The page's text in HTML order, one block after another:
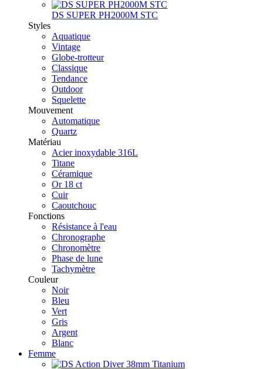
DS SUPER PH2000M STC
Styles
Aquatique
Vintage
Globe-trotteur
Classique
Tendance
Outdoor
Squelette
Mouvement
Automatique
Quartz
Matériau
Acier inoxydable 316L
Titane
Céramique
Or 18 ct
Cuir
Caoutchouc
Fonctions
Résistance à l'eau
Chronographe
Chronomètre
Phase de lune
Tachymètre
Couleur
Noir
Bleu
Vert
Gris
Argent
Blanc
Femme